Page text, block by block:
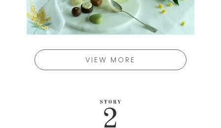
VIEW MORE